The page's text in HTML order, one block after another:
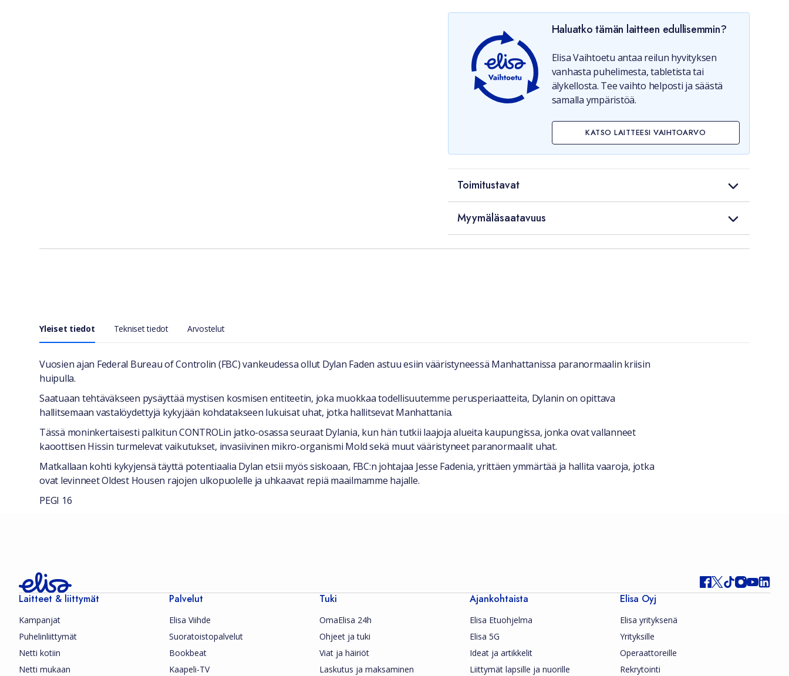
Haluatko tämän laitteen edullisemmin?
Elisa Vaihtoetu antaa reilun hyvityksen
vanhasta puhelimesta, tabletista tai
älykellosta. Tee vaihto helposti ja säästä
samalla ympäristöä.
KATSO LAITTEESI VAIHTOARVO
Toimitustavat
Myymäläsaatavuus
Yleiset tiedot Tekniset tiedot Arvostelut
Yleiset tiedot
Vuosien ajan Federal Bureau of Controlin (FBC) vankeudessa ollut Dylan Faden astuu esiin vääristyneessä Manhattanissa paranormaalin kriisin
huipulla.
Saatuaan tehtäväkseen pysäyttää mystisen kosmisen entiteetin, joka muokkaa todellisuutemme perusperiaatteita, Dylanin on opittava
hallitsemaan vastalöydettyjä kykyjään kohdatakseen lukuisat uhat, jotka hallitsevat Manhattania.
Tässä moninkertaisesti palkitun CONTROLin jatko-osassa seuraat Dylania, kun hän tutkii laajoja alueita kaupungissa, jonka ovat vallanneet
kaoottisen Hissin turmelevat vaikutukset, invasiivinen mikro-organismi Mold sekä muut vääristyneet paranormaalit uhat.
Matkallaan kohti kykyjensä täyttä potentiaalia Dylan etsii myös siskoaan, FBC:n johtajaa Jesse Fadenia, yrittäen ymmärtää ja hallita vaaroja, jotka
ovat levinneet Oldest Housen rajojen ulkopuolelle ja uhkaavat repiä maailmamme hajalle.
PEGI 16
Laitteet & liittymät
Kampanjat
Puhelinliittymät
Netti kotiin
Netti mukaan
Palvelut
Elisa Viihde
Suoratoistopalvelut
Bookbeat
Kaapeli-TV
Tuki
OmaElisa 24h
Ohjeet ja tuki
Viat ja häiriöt
Laskutus ja maksaminen
Ajankohtaista
Elisa Etuohjelma
Elisa 5G
Ideat ja artikkelit
Liittymät lapsille ja nuorille
Elisa Oyj
Elisa yrityksenä
Yrityksille
Operaattoreille
Rekrytointi